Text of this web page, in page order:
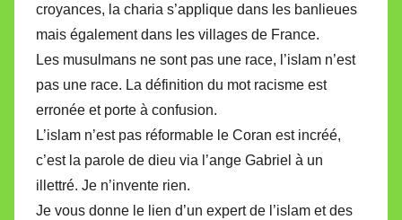
croyances, la charia s’applique dans les banlieues
mais également dans les villages de France.
Les musulmans ne sont pas une race, l’islam n’est
pas une race. La définition du mot racisme est
erronée et porte à confusion.
L’islam n’est pas réformable le Coran est incréé,
c’est la parole de dieu via l’ange Gabriel à un
illettré. Je n’invente rien.
Je vous donne le lien d’un expert de l’islam et des